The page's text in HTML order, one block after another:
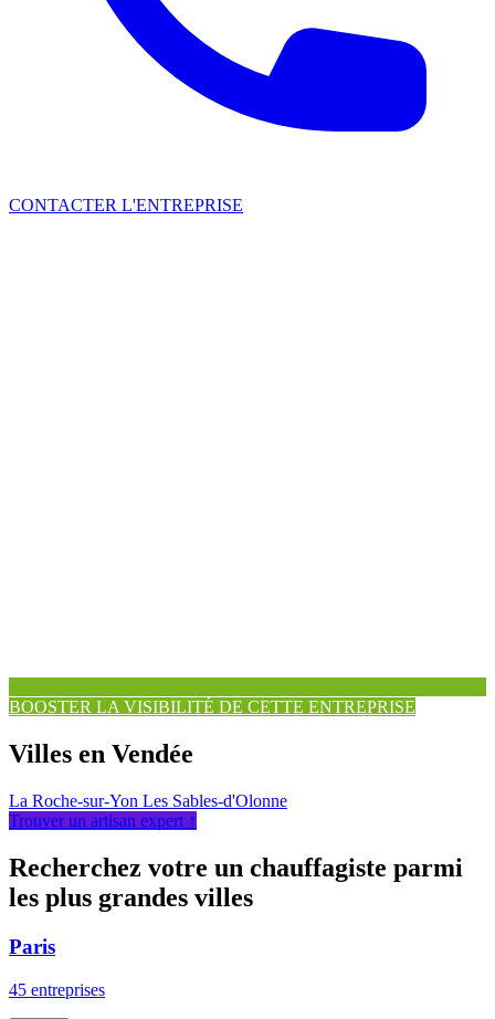
CONTACTER L'ENTREPRISE
BOOSTER LA VISIBILITÉ DE CETTE ENTREPRISE
Villes en Vendée
La Roche-sur-Yon Les Sables-d'Olonne
Trouver un artisan expert ↑
Recherchez votre un chauffagiste parmi
les plus grandes villes
Paris
45 entreprises